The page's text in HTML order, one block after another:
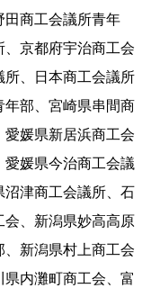
田商工会議所青年
京都府宇治商工会
、日本商工会議所
年部、宮崎県串間商
媛県新居浜商工会
媛県今治商工会議
沼津商工会議所、石
会、新潟県妙高高原
新潟県村上商工会
内灘町商工会、富